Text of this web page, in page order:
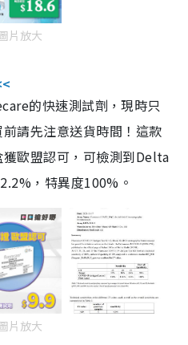
片放大
的快速測試劑，現時只
請先注意送貨時間！這款
歐盟認可，可檢測到Delta
，特異度100%。
片放大